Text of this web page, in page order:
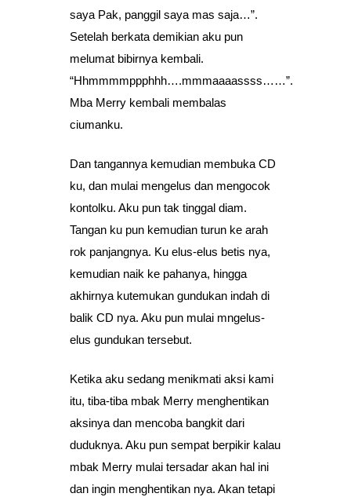
saya Pak, panggil saya mas saja…”.
Setelah berkata demikian aku pun
melumat bibirnya kembali.
“Hhmmmmppphhh….mmmaaaassss……”.
Mba Merry kembali membalas
ciumanku.
Dan tangannya kemudian membuka CD
ku, dan mulai mengelus dan mengocok
kontolku. Aku pun tak tinggal diam.
Tangan ku pun kemudian turun ke arah
rok panjangnya. Ku elus-elus betis nya,
kemudian naik ke pahanya, hingga
akhirnya kutemukan gundukan indah di
balik CD nya. Aku pun mulai mngelus-
elus gundukan tersebut.
Ketika aku sedang menikmati aksi kami
itu, tiba-tiba mbak Merry menghentikan
aksinya dan mencoba bangkit dari
duduknya. Aku pun sempat berpikir kalau
mbak Merry mulai tersadar akan hal ini
dan ingin menghentikan nya. Akan tetapi